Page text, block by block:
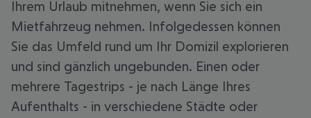
Ihrem Urlaub mitnehmen, wenn Sie sich ein
Mietfahrzeug nehmen. Infolgedessen können
Sie das Umfeld rund um Ihr Domizil explorieren
und sind gänzlich ungebunden. Einen oder
mehrere Tagestrips - je nach Länge Ihres
Aufenthalts - in verschiedene Städte oder